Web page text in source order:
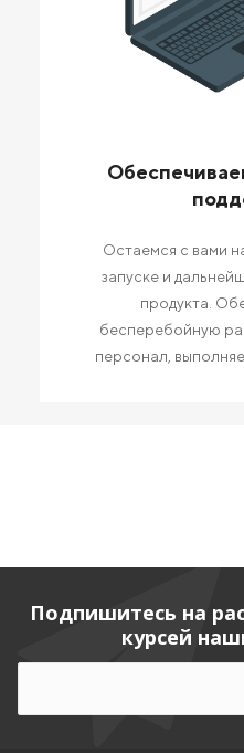
Остаемся с вами
запуске и
продукта.
бесперебойную
персонал,
Подпишитесь на
курсей